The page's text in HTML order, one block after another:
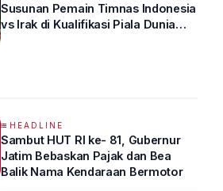
Susunan Pemain Timnas Indonesia
vs Irak di Kualifikasi Piala Dunia
HEADLINE
Sambut HUT RI ke- 81, Gubernur
Jatim Bebaskan Pajak dan Bea
Balik Nama Kendaraan Bermotor